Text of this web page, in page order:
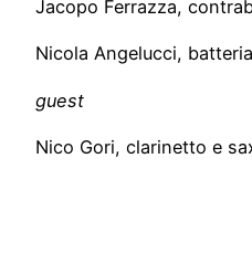
Jacopo Ferrazza,
Nicola Angelucci, batteria
guest
Nico Gori, clarinetto e